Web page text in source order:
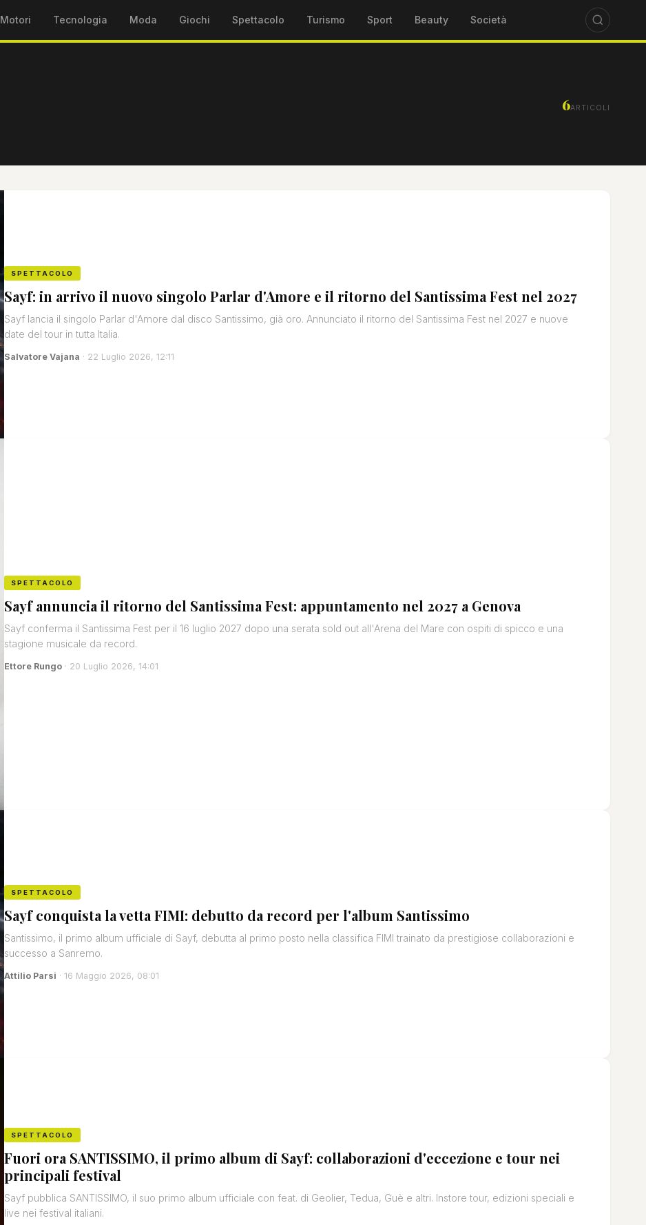
Motori Tecnologia Moda Giochi Spettacolo Turismo Sport Beauty Società
6ARTICOLI
SPETTACOLO
Sayf: in arrivo il nuovo singolo Parlar d'Amore e il ritorno del Santissima Fest nel 2027
Sayf lancia il singolo Parlar d'Amore dal disco Santissimo, già oro. Annunciato il ritorno del Santissima Fest nel 2027 e nuove
date del tour in tutta Italia.
Salvatore Vajana · 22 Luglio 2026, 12:11
SPETTACOLO
Sayf annuncia il ritorno del Santissima Fest: appuntamento nel 2027 a Genova
Sayf conferma il Santissima Fest per il 16 luglio 2027 dopo una serata sold out all'Arena del Mare con ospiti di spicco e una
stagione musicale da record.
Ettore Rungo · 20 Luglio 2026, 14:01
SPETTACOLO
Sayf conquista la vetta FIMI: debutto da record per l'album Santissimo
Santissimo, il primo album ufficiale di Sayf, debutta al primo posto nella classifica FIMI trainato da prestigiose collaborazioni e
successo a Sanremo.
Attilio Parsi · 16 Maggio 2026, 08:01
SPETTACOLO
Fuori ora SANTISSIMO, il primo album di Sayf: collaborazioni d'eccezione e tour nei
principali festival
Sayf pubblica SANTISSIMO, il suo primo album ufficiale con feat. di Geolier, Tedua, Guè e altri. Instore tour, edizioni speciali e
live nei festival italiani.